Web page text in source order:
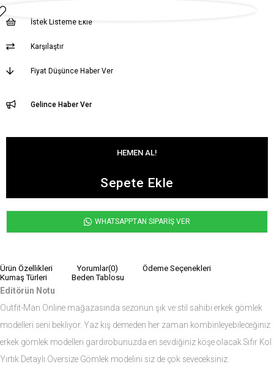
İstek Listeme Ekle
Karşılaştır
Fiyat Düşünce Haber Ver
Gelince Haber Ver
WHATSAPPTAN SİPARİŞ VER
Ürün Özellikleri Yorumlar(0)
Ödeme Seçenekleri
Kumaş Türleri
Beden Tablosu
Editörün Notu
Outfit-Man Online mağazasında sezonun şık ve stil sahibi erkek gömlek
modelleri seni bekliyor. Yaz kış demeden her zaman kombinleyebileceğiniz
erkek gömlek modelleri gardırobunuzda en sevdiğiniz köşe olacak.Sıfır Kol
Yırtık Detaylı Oversize Gömlek modelini siz de çok seveceksiniz.